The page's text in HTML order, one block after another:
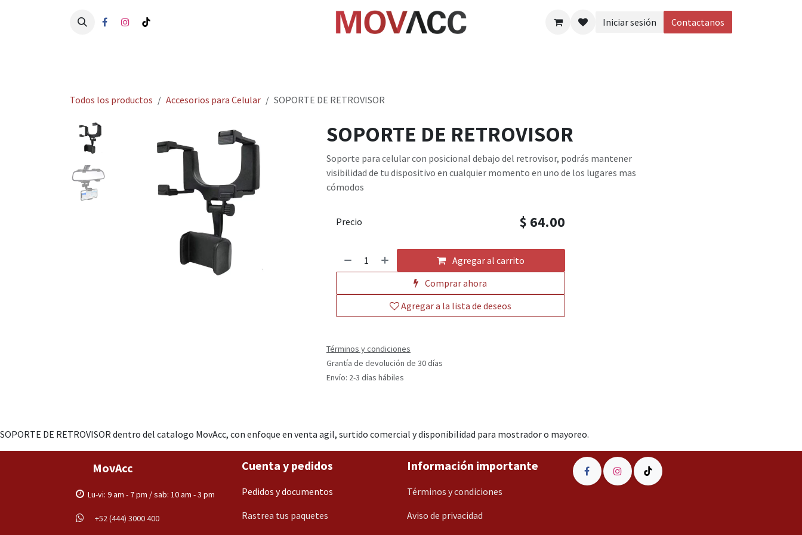
Iniciar sesión
Contactanos
Todos los productos Accesorios para Celular SOPORTE DE RETROVISOR
SOPORTE DE RETROVISOR
Soporte para celular con posicional debajo del retrovisor, podrás mantener
visibilidad de tu dispositivo en cualquier momento en uno de los lugares mas
cómodos
Agregar al carrito
Comprar ahora
Agregar a la lista de deseos
Precio $ 64.00
Términos y condiciones
Grantía de devolución de 30 días
Envío: 2-3 días hábiles
SOPORTE DE RETROVISOR dentro del catalogo MovAcc, con enfoque en venta agil, surtido comercial y disponibilidad para mostrador o mayoreo.
MovAcc
Lu-vi: 9 am - 7 pm / sab: 10 am - 3 pm
+52 (444) 3000 400
Cuenta y pedidos
Pedidos y documentos
Rastrea tus paquetes
Información importante
Términos y condiciones
Aviso de privacidad